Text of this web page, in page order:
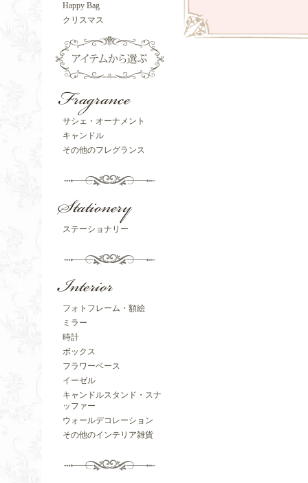
Happy Bag
クリスマス
サシェ・オーナメント
キャンドル
その他のフレグランス
ステーショナリー
フォトフレーム・額絵
ミラー
時計
ボックス
フラワーベース
イーゼル
キャンドルスタンド・スナ
ッファー
ウォールデコレーション
その他のインテリア雑貨